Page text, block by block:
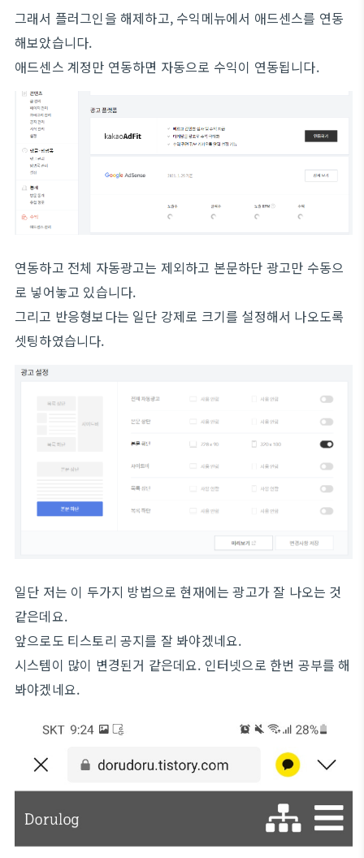
그래서 플러그인을 해제하고, 수익메뉴에서 애드센스를 연동
해보았습니다.
애드센스 계정만 연동하면 자동으로 수익이 연동됩니다.
연동하고 전체 자동광고는 제외하고 본문하단 광고만 수동으
로 넣어놓고 있습니다.
그리고 반응형보다는 일단 강제로 크기를 설정해서 나오도록
셋팅하였습니다.
일단 저는 이 두가지 방법으로 현재에는 광고가 잘 나오는 것
같은데요.
앞으로도 티스토리 공지를 잘 봐야겠네요.
시스템이 많이 변경된거 같은데요. 인터넷으로 한번 공부를 해
봐야겠네요.